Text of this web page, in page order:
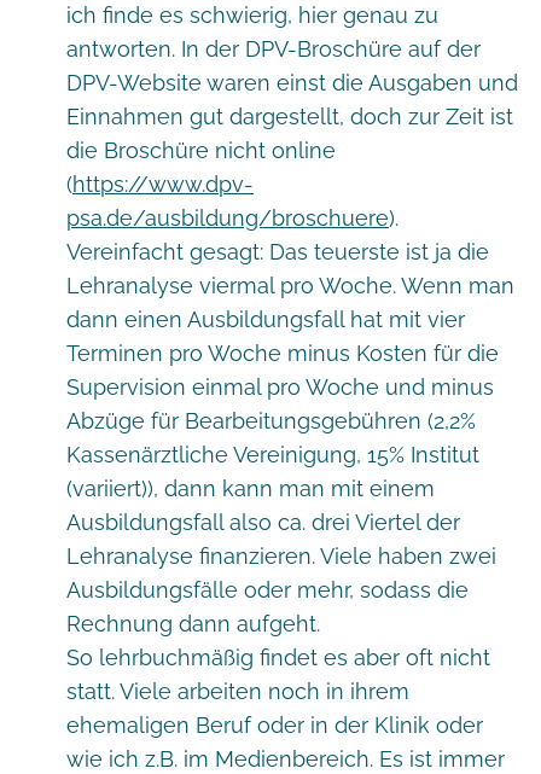
ich finde es schwierig, hier genau zu
antworten. In der DPV-Broschüre auf der
DPV-Website waren einst die Ausgaben und
Einnahmen gut dargestellt, doch zur Zeit ist
die Broschüre nicht online
(https://www.dpv-
psa.de/ausbildung/broschuere).
Vereinfacht gesagt: Das teuerste ist ja die
Lehranalyse viermal pro Woche. Wenn man
dann einen Ausbildungsfall hat mit vier
Terminen pro Woche minus Kosten für die
Supervision einmal pro Woche und minus
Abzüge für Bearbeitungsgebühren (2,2%
Kassenärztliche Vereinigung, 15% Institut
(variiert)), dann kann man mit einem
Ausbildungsfall also ca. drei Viertel der
Lehranalyse finanzieren. Viele haben zwei
Ausbildungsfälle oder mehr, sodass die
Rechnung dann aufgeht.
So lehrbuchmäßig findet es aber oft nicht
statt. Viele arbeiten noch in ihrem
ehemaligen Beruf oder in der Klinik oder
wie ich z.B. im Medienbereich. Es ist immer